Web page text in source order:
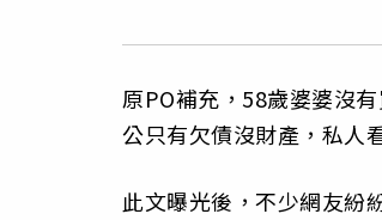
原PO補充，58歲婆婆沒
公只有欠債沒財產，私人
此文曝光後，不少網友紛